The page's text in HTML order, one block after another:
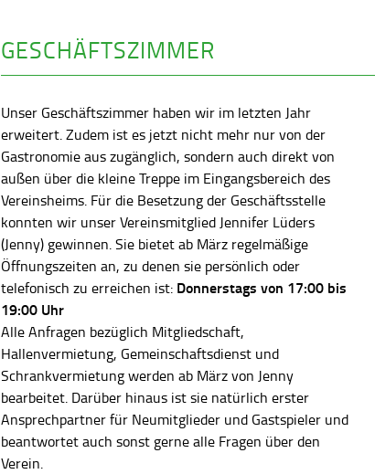
GESCHÄFTSZIMMER
Unser Geschäftszimmer haben wir im letzten Jahr
erweitert. Zudem ist es jetzt nicht mehr nur von der
Gastronomie aus zugänglich, sondern auch direkt von
außen über die kleine Treppe im Eingangsbereich des
Vereinsheims. Für die Besetzung der Geschäftsstelle
konnten wir unser Vereinsmitglied Jennifer Lüders
(Jenny) gewinnen. Sie bietet ab März regelmäßige
Öffnungszeiten an, zu denen sie persönlich oder
telefonisch zu erreichen ist: Donnerstags von 17:00 bis
19:00 Uhr
Alle Anfragen bezüglich Mitgliedschaft,
Hallenvermietung, Gemeinschaftsdienst und
Schrankvermietung werden ab März von Jenny
bearbeitet. Darüber hinaus ist sie natürlich erster
Ansprechpartner für Neumitglieder und Gastspieler und
beantwortet auch sonst gerne alle Fragen über den
Verein.